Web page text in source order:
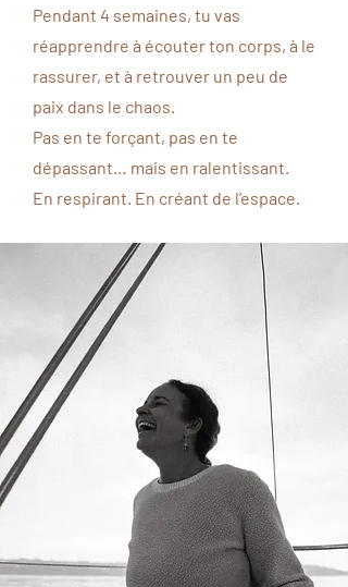
Pendant 4 semaines, tu vas
réapprendre à écouter ton corps, à le
rassurer, et à retrouver un peu de
paix dans le chaos.
Pas en te forçant, pas en te
dépassant… mais en ralentissant.
En respirant. En créant de l’espace.